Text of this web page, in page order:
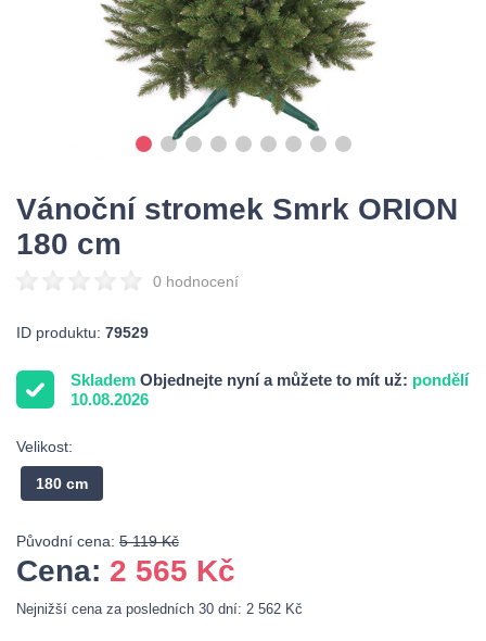
Vánoční stromek Smrk ORION
180 cm
0 hodnocení
ID produktu: 79529
Skladem Objednejte nyní a můžete to mít už: pondělí
10.08.2026
Velikost:
180 cm
Původní cena: 5 119 Kč
Cena: 2 565 Kč
Nejnižší cena za posledních 30 dní: 2 562 Kč